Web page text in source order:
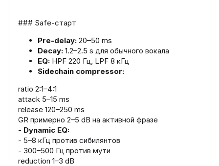
### Safe-старт
Pre-delay: 20–50 ms
Decay: 1.2–2.5 s для обычного вокала
EQ: HPF 220 Гц, LPF 8 кГц
Sidechain compressor:
ratio 2:1–4:1
attack 5–15 ms
release 120–250 ms
GR примерно 2–5 dB на активной фразе
- Dynamic EQ:
- 5–8 кГц против сибилянтов
- 300–500 Гц против мути
reduction 1–3 dB